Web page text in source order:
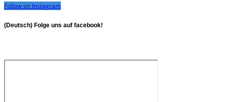
Follow on Instagram
(Deutsch) Folge uns auf facebook!